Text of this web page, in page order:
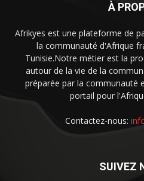
À
Afrikyes est une plateforme de
la communauté d'Afrique
Tunisie.Notre métier est la
autour de la vie de la
préparée par la communauté
portail pour
Contactez-nous:
SUIVEZ